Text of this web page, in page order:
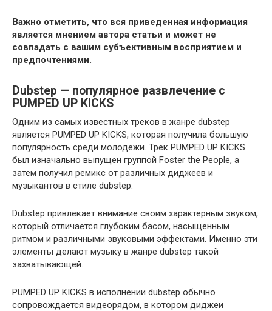
Важно отметить, что вся приведенная информация
является мнением автора статьи и может не
совпадать с вашим субъективным восприятием и
предпочтениями.
Dubstep — популярное развлечение с
PUMPED UP KICKS
Одним из самых известных треков в жанре dubstep
является PUMPED UP KICKS, которая получила большую
популярность среди молодежи. Трек PUMPED UP KICKS
был изначально выпущен группой Foster the People, а
затем получил ремикс от различных диджеев и
музыкантов в стиле dubstep.
Dubstep привлекает внимание своим характерным звуком,
который отличается глубоким басом, насыщенным
ритмом и различными звуковыми эффектами. Именно эти
элементы делают музыку в жанре dubstep такой
захватывающей.
PUMPED UP KICKS в исполнении dubstep обычно
сопровождается видеорядом, в котором диджеи